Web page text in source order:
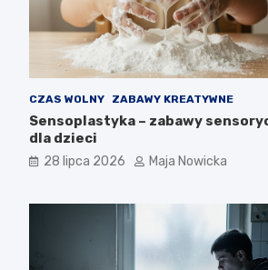
CZAS WOLNY ZABAWY KREATYWNE
Sensoplastyka – zabawy
dla dzieci
28 lipca 2026 Maja Nowicka